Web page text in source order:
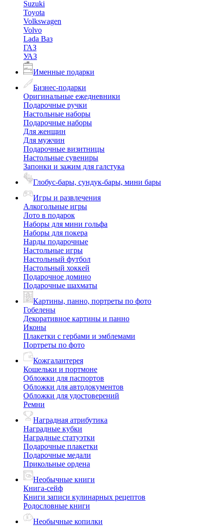
Suzuki
Toyota
Volkswagen
Volvo
Lada Ваз
ГАЗ
УАЗ
Именные подарки
Бизнес-подарки
Оригинальные ежедневники
Подарочные ручки
Настольные наборы
Подарочные наборы
Для женщин
Для мужчин
Подарочные визитницы
Настольные сувениры
Запонки и зажим для галстука
Глобус-бары, сундук-бары, мини бары
Игры и развлечения
Алкогольные игры
Лото в подарок
Наборы для мини гольфа
Наборы для покера
Нарды подарочные
Настольные игры
Настольный футбол
Настольный хоккей
Подарочное домино
Подарочные шахматы
Картины, панно, портреты по фото
Гобелены
Декоративное картины и панно
Иконы
Плакетки с гербами и эмблемами
Портреты по фото
Кожгалантерея
Кошельки и портмоне
Обложки для паспортов
Обложки для автодокументов
Обложки для удостоверений
Ремни
Наградная атрибутика
Наградные кубки
Наградные статуэтки
Подарочные плакетки
Подарочные медали
Прикольные ордена
Необычные книги
Книга-сейф
Книги записи кулинарных рецептов
Родословные книги
Необычные копилки